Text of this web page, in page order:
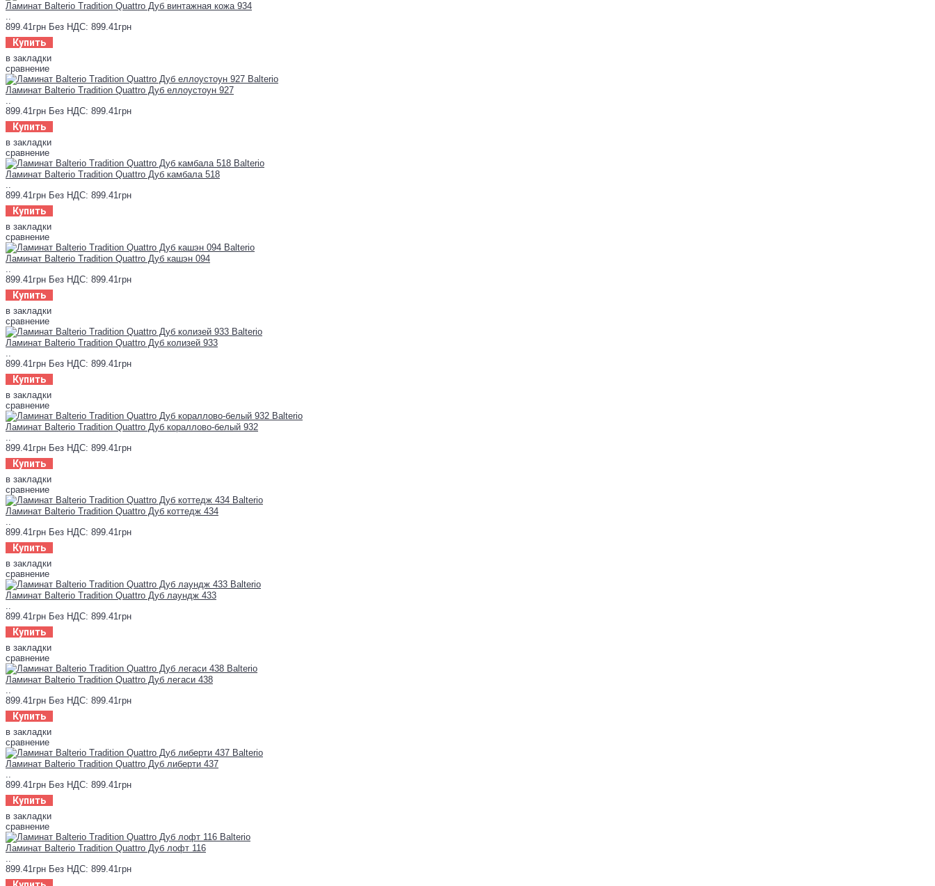
Ламинат Balterio Tradition Quattro Дуб винтажная кожа 934
..
899.41грн Без НДС: 899.41грн
Купить
в закладки
сравнение
Ламинат Balterio Tradition Quattro Дуб еллоустоун 927
..
899.41грн Без НДС: 899.41грн
Купить
в закладки
сравнение
Ламинат Balterio Tradition Quattro Дуб камбала 518
..
899.41грн Без НДС: 899.41грн
Купить
в закладки
сравнение
Ламинат Balterio Tradition Quattro Дуб кашэн 094
..
899.41грн Без НДС: 899.41грн
Купить
в закладки
сравнение
Ламинат Balterio Tradition Quattro Дуб колизей 933
..
899.41грн Без НДС: 899.41грн
Купить
в закладки
сравнение
Ламинат Balterio Tradition Quattro Дуб кораллово-белый 932
..
899.41грн Без НДС: 899.41грн
Купить
в закладки
сравнение
Ламинат Balterio Tradition Quattro Дуб коттедж 434
..
899.41грн Без НДС: 899.41грн
Купить
в закладки
сравнение
Ламинат Balterio Tradition Quattro Дуб лаундж 433
..
899.41грн Без НДС: 899.41грн
Купить
в закладки
сравнение
Ламинат Balterio Tradition Quattro Дуб легаси 438
..
899.41грн Без НДС: 899.41грн
Купить
в закладки
сравнение
Ламинат Balterio Tradition Quattro Дуб либерти 437
..
899.41грн Без НДС: 899.41грн
Купить
в закладки
сравнение
Ламинат Balterio Tradition Quattro Дуб лофт 116
..
899.41грн Без НДС: 899.41грн